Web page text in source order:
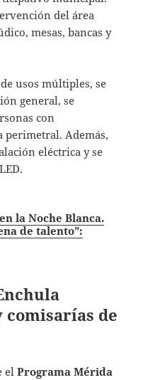
del área
mesas, bancas y
usos múltiples, se
general, se
con
perimetral. Además,
eléctrica y se
la Noche Blanca.
de talento”:
comisarías de
elPrograma Mérida